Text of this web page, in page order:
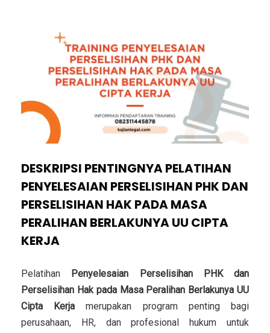
DESKRIPSI PENTINGNYA PELATIHAN
PENYELESAIAN PERSELISIHAN PHK DAN
PERSELISIHAN HAK PADA MASA
PERALIHAN BERLAKUNYA UU CIPTA
KERJA
Pelatihan Penyelesaian Perselisihan PHK dan
Perselisihan Hak pada Masa Peralihan Berlakunya UU
Cipta Kerja merupakan program penting bagi
perusahaan, HR, dan profesional hukum untuk